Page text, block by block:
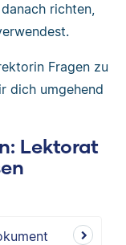
richten,
Fragen zu
dich umgehend
Lektorat